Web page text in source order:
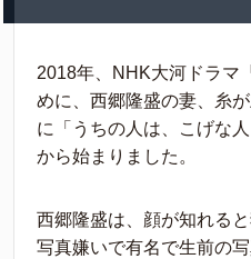
2018年、NHK大河ドラマ
めに、西郷隆盛の妻、糸
に「うちの人は、こげな
から始まりました。
西郷隆盛は、顔が知れる
写真嫌いで有名で生前の